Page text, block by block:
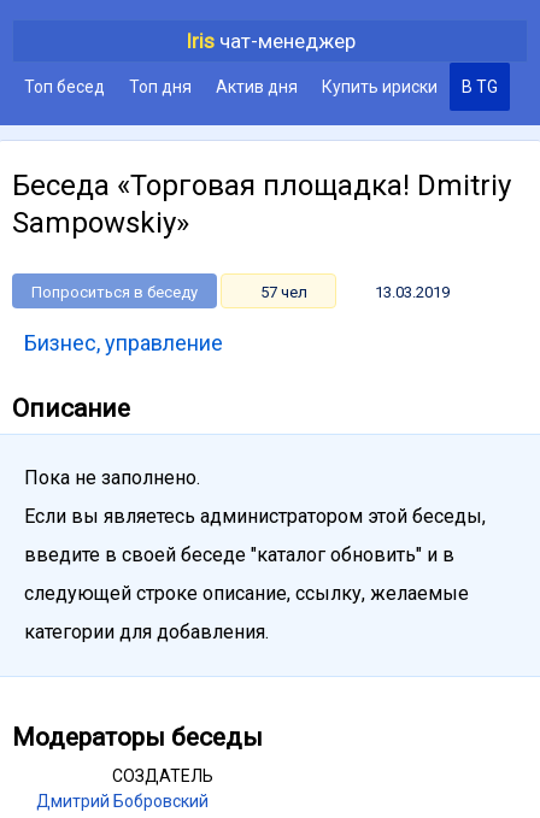
Irisчат-менеджер
Топ бесед Топ дня Актив дня Купить ириски В TG
Беседа «Торговая площадка! Dmitriy
Sampowskiy»
Попроситься в беседу 57 чел 13.03.2019
Бизнес, управление
Описание
Пока не заполнено.
Если вы являетесь администратором этой беседы,
введите в своей беседе "каталог обновить" и в
следующей строке описание, ссылку, желаемые
категории для добавления.
Модераторы беседы
СОЗДАТЕЛЬ
Дмитрий Бобровский